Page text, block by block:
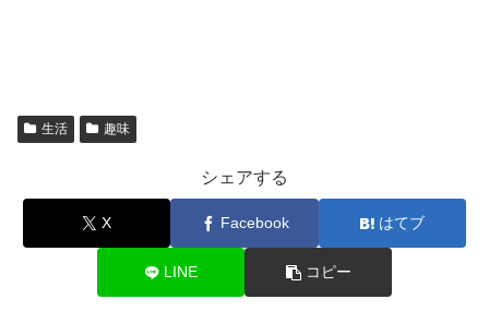
生活 趣味
シェアする
X Facebook はてブ
LINE コピー